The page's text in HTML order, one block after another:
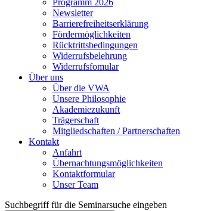
Programm 2026
Newsletter
Barrierefreiheitserklärung
Fördermöglichkeiten
Rücktrittsbedingungen
Widerrufsbelehrung
Widerrufsfomular
Über uns
Über die VWA
Unsere Philosophie
Akademiezukunft
Trägerschaft
Mitgliedschaften / Partnerschaften
Kontakt
Anfahrt
Übernachtungsmöglichkeiten
Kontaktformular
Unser Team
Suchbegriff für die Seminarsuche eingeben